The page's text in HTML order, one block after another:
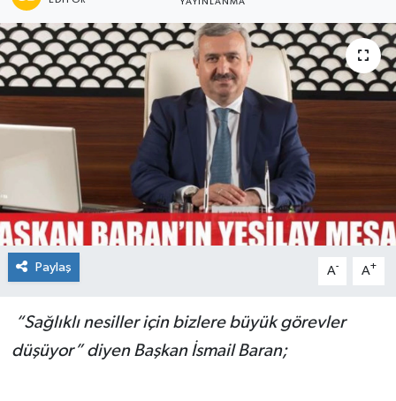
YAYINLANMA
Paylaş A- A+
“Sağlıklı nesiller için bizlere büyük görevler
düşüyor” diyen Başkan İsmail Baran;
Haber Arşivi